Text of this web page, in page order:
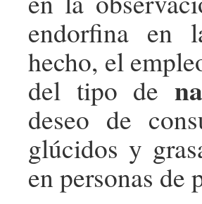
endorfina en
hecho, el
del tipo de
deseo de
glúcidos y
en personas de